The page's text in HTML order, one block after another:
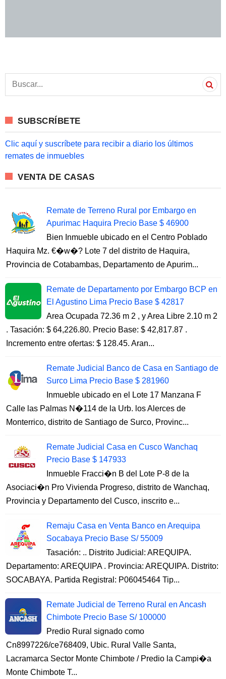
a
h
o
:
SUBSCRÍBETE
Clic aquí y suscríbete para recibir a diario los últimos
remates de inmuebles
VENTA DE CASAS
Remate de Terreno Rural por Embargo en
Apurimac Haquira Precio Base $ 46900
Bien Inmueble ubicado en el Centro Poblado
Haquira Mz. €�w�? Lote 7 del distrito de Haquira,
Provincia de Cotabambas, Departamento de Apurim...
Remate de Departamento por Embargo BCP en
El Agustino Lima Precio Base $ 42817
Area Ocupada 72.36 m 2 , y Area Libre 2.10 m 2
. Tasación: $ 64,226.80. Precio Base: $ 42,817.87 .
Incremento entre ofertas: $ 128.45. Aran...
Remate Judicial Banco de Casa en Santiago de
Surco Lima Precio Base $ 281960
Inmueble ubicado en el Lote 17 Manzana F
Calle las Palmas N�114 de la Urb. los Alerces de
Monterrico, distrito de Santiago de Surco, Provinc...
Remate Judicial Casa en Cusco Wanchaq
Precio Base $ 147933
Inmueble Fracci�n B del Lote P-8 de la
Asociaci�n Pro Vivienda Progreso, distrito de Wanchaq,
Provincia y Departamento del Cusco, inscrito e...
Remaju Casa en Venta Banco en Arequipa
Socabaya Precio Base S/ 55009
Tasación: .. Distrito Judicial: AREQUIPA.
Departamento: AREQUIPA . Provincia: AREQUIPA. Distrito:
SOCABAYA. Partida Registral: P06045464 Tip...
Remate Judicial de Terreno Rural en Ancash
Chimbote Precio Base S/ 100000
Predio Rural signado como
Cn8997226/ce768409, Ubic. Rural Valle Santa,
Lacramarca Sector Monte Chimbote / Predio la Campi�a
Monte Chimbote T...